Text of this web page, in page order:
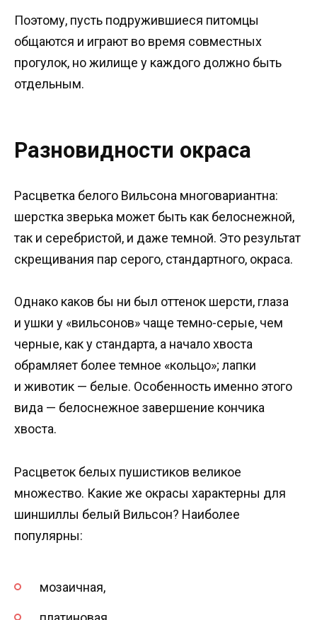
Поэтому, пусть подружившиеся питомцы
общаются и играют во время совместных
прогулок, но жилище у каждого должно быть
отдельным.
Разновидности окраса
Расцветка белого Вильсона многовариантна:
шерстка зверька может быть как белоснежной,
так и серебристой, и даже темной. Это результат
скрещивания пар серого, стандартного, окраса.
Однако каков бы ни был оттенок шерсти, глаза
и ушки у «вильсонов» чаще темно-серые, чем
черные, как у стандарта, а начало хвоста
обрамляет более темное «кольцо»; лапки
и животик — белые. Особенность именно этого
вида — белоснежное завершение кончика
хвоста.
Расцветок белых пушистиков великое
множество. Какие же окрасы характерны для
шиншиллы белый Вильсон? Наиболее
популярны:
мозаичная,